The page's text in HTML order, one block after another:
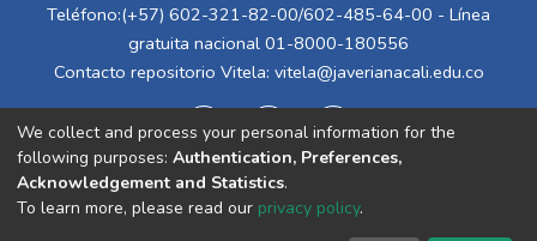
Teléfono:(+57) 602-321-82-00/602-485-64-00 - Línea
gratuita nacional 01-8000-180556
Contacto repositorio Vitela: vitela@javerianacali.edu.co
We collect and process your personal information for the
following purposes: Authentication, Preferences,
Acknowledgement and Statistics.
To learn more, please read our privacy policy.